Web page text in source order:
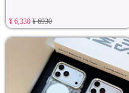
¥ 6,330¥ 6930